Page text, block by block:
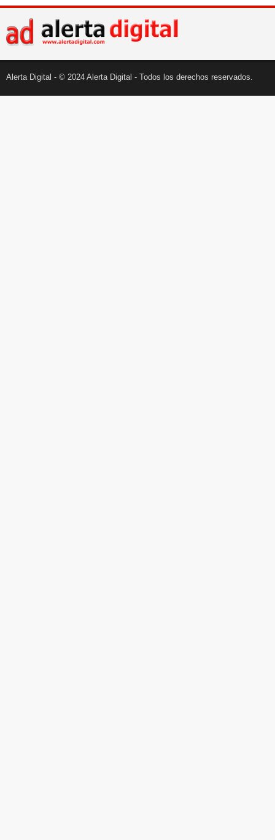
Alerta Digital - © 2024 Alerta Digital - Todos los derechos reservados.